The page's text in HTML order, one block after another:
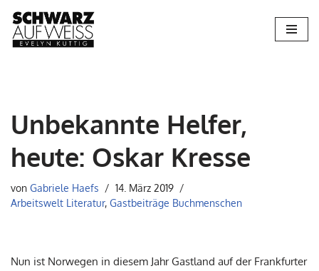
Zum
Unbekannte Helfer,
heute: Oskar Kresse
von Gabriele Haefs
14. März 2019
Arbeitswelt Literatur, Gastbeiträge Buchmenschen
Nun ist Norwegen in diesem Jahr Gastland auf der Frankfurter